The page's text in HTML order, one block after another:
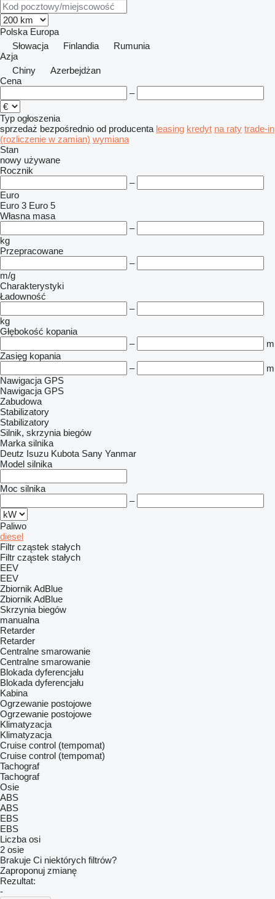
Polska Europa
Słowacja
Finlandia
Rumunia
Azja
Chiny
Azerbejdżan
Cena
–
Typ ogłoszenia
sprzedaż bezpośrednio od producenta leasing kredyt na raty trade-in
(rozliczenie w zamian) wymiana
Stan
nowy używane
Rocznik
–
Euro
Euro 3 Euro 5
Własna masa
–
kg
Przepracowane
–
m/g
Charakterystyki
Ładowność
–
kg
Głębokość kopania
–
m
Zasięg kopania
–
m
Nawigacja GPS
Nawigacja GPS
Zabudowa
Stabilizatory
Stabilizatory
Silnik, skrzynia biegów
Marka silnika
Deutz Isuzu Kubota Sany Yanmar
Model silnika
Moc silnika
–
Paliwo
diesel
Filtr cząstek stałych
Filtr cząstek stałych
EEV
EEV
Zbiornik AdBlue
Zbiornik AdBlue
Skrzynia biegów
manualna
Retarder
Retarder
Centralne smarowanie
Centralne smarowanie
Blokada dyferencjału
Blokada dyferencjału
Kabina
Ogrzewanie postojowe
Ogrzewanie postojowe
Klimatyzacja
Klimatyzacja
Cruise control (tempomat)
Cruise control (tempomat)
Tachograf
Tachograf
Osie
ABS
ABS
EBS
EBS
Liczba osi
2 osie
Brakuje Ci niektórych filtrów?
Zaproponuj zmianę
Rezultat:
-